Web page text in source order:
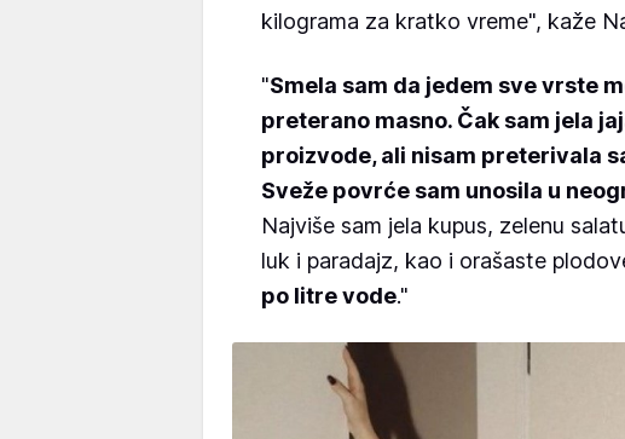
kilograma za kratko vreme", kaže
"Smela sam da jedem sve vrste
preterano masno. Čak sam jela
proizvode, ali nisam preterivala
Sveže povrće sam unosila u
Najviše sam jela kupus, zelenu
luk i paradajz, kao i orašaste
po litre vode."